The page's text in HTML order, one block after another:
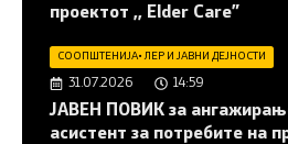
проектот ,, Elder Care”
СООПШТЕНИЈА•ЛЕР И ЈАВНИ ДЕЈНОСТИ
31.07.2026 14:59
JАВЕН ПОВИК за
асистент за потребите на